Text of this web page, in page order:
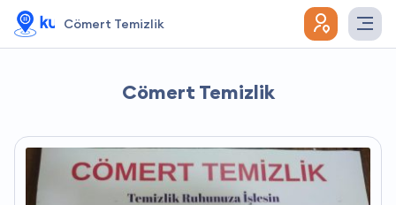
Cömert Temizlik
Cömert Temizlik